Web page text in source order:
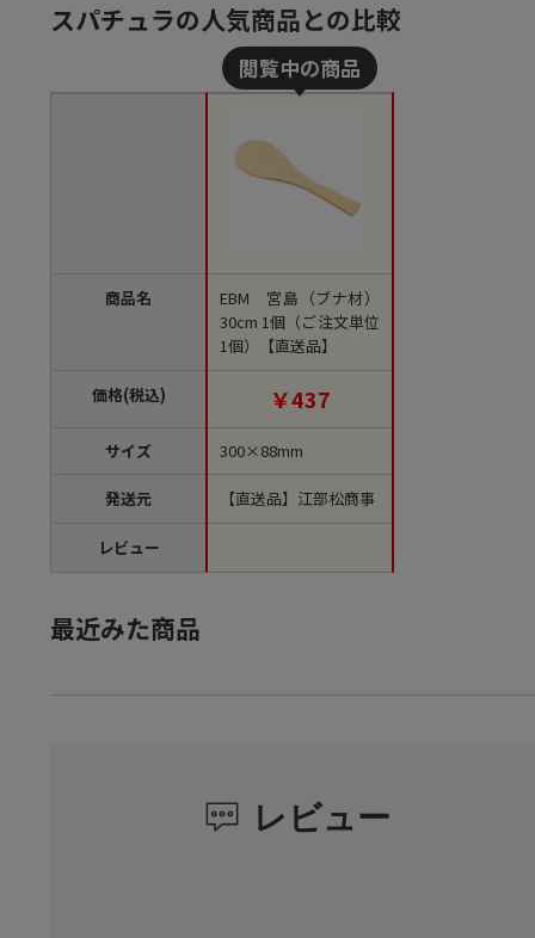
スパチュラの人気商品との比較
商品名
価格(税込)
サイズ
発送元
レビュー
EBM 宮島（ブナ材）
30cm 1個（ご注文単位
1個）【直送品】
￥437
300×88mm
【直送品】江部松商事
最近みた商品
レビュー